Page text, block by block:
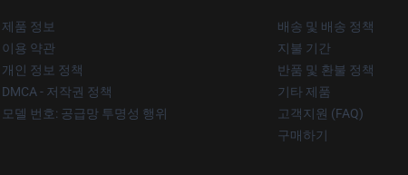
제품 정보
이용 약관
개인 정보 정책
DMCA - 저작권 정책
모델 번호: 공급망 투명성 행위
배송 및 배송 정책
지불 기간
반품 및 환불 정책
기타 제품
고객지원 (FAQ)
구매하기